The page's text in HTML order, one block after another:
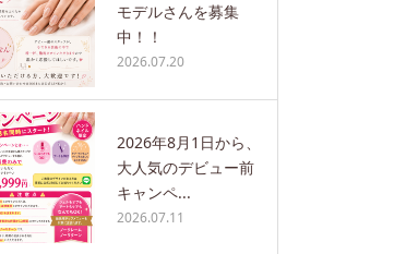
モデルさんを募集
中！！
2026.07.20
2026年8月1日から、
大人気のデビュー前
キャンペ...
2026.07.11